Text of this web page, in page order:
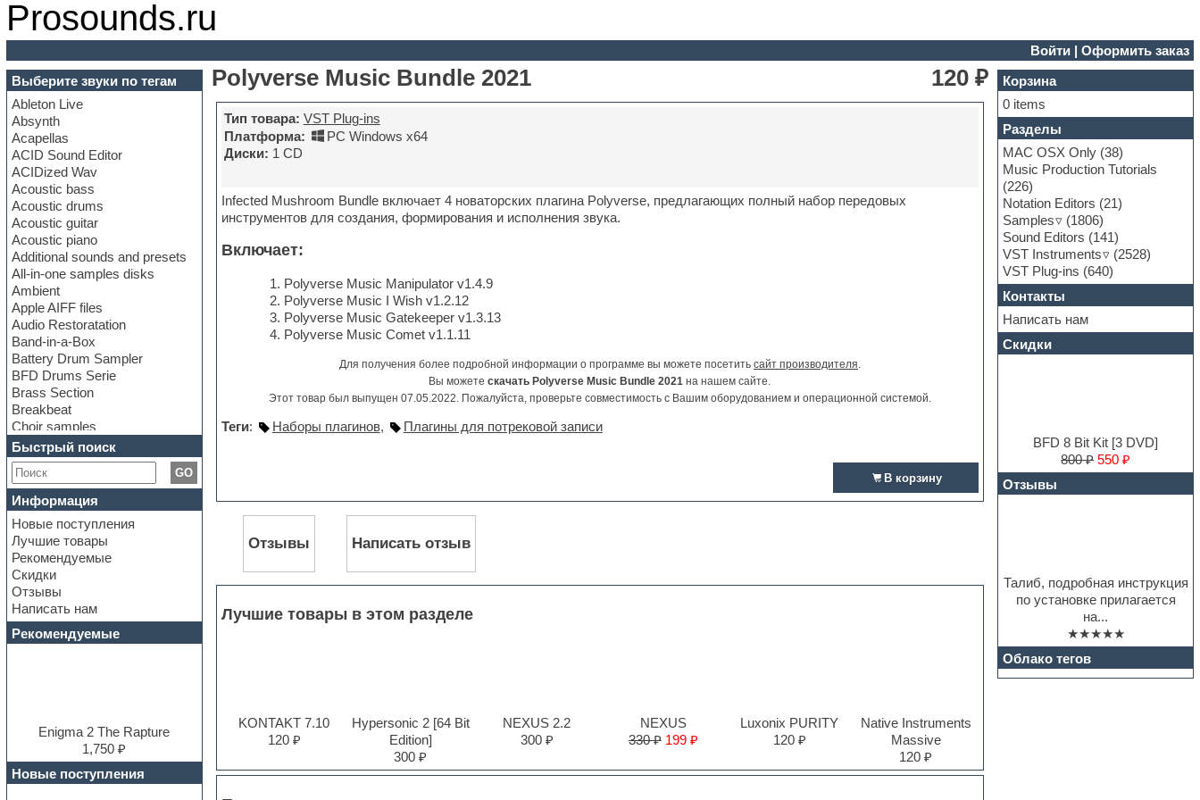
Prosounds.ru
Войти |Оформить заказ
Выберите звуки по тегам
Ableton Live
Absynth
Acapellas
ACID Sound Editor
ACIDized Wav
Acoustic bass
Acoustic drums
Acoustic guitar
Acoustic piano
Additional sounds and presets
All-in-one samples disks
Ambient
Apple AIFF files
Audio Restoratation
Band-in-a-Box
Battery Drum Sampler
BFD Drums Serie
Brass Section
Breakbeat
Choir samples
Chris Hein Samples
Cinematic samples
Club bass
Club leads
Club sounds
Construction kits
Convolution
Cubase
Dance drums
Dance music production
tutorials
DAW
Disco samples
Dubstep
E-MU Samples
Electric bass
Electric guitar
Быстрый поиск
GO
Информация
Новые поступления
Лучшие товары
Рекомендуемые
Скидки
Отзывы
Написать нам
Рекомендуемые
Enigma 2 The Rapture
1,750 ₽
Новые поступления
Polyverse Music Bundle 2021 120 ₽
Тип товара: VST Plug-ins
Платформа:
PC Windows x64
Диски: 1 CD
Infected Mushroom Bundle включает 4 новаторских плагина Polyverse, предлагающих полный набор передовых
инструментов для создания, формирования и исполнения звука.
Включает:
Polyverse Music Manipulator v1.4.9
Polyverse Music I Wish v1.2.12
Polyverse Music Gatekeeper v1.3.13
Polyverse Music Comet v1.1.11
Для получения более подробной информации о программе вы можете посетить сайт производителя.
Вы можетескачать Polyverse Music Bundle 2021 на нашем сайте.
Этот товар был выпущен 07.05.2022. Пожалуйста, проверьте совместимость с Вашим оборудованием и операционной системой.
Теги: Наборы плагинов, Плагины для потрековой записи
В корзину
Отзывы Написать отзыв
Лучшие товары в этом разделе
KONTAKT 7.10
120 ₽
Hypersonic 2 [64 Bit
Edition]
300 ₽
NEXUS 2.2
300 ₽
NEXUS
330 ₽ 199 ₽
Luxonix PURITY
120 ₽
Native Instruments
Massive
120 ₽
Корзина
0 items
Разделы
MAC OSX Only (38)
Music Production Tutorials
(226)
Notation Editors (21)
Samples
(1806)
Sound Editors (141)
VST Instruments
(2528)
VST Plug-ins (640)
Контакты
Написать нам
Скидки
BFD 8 Bit Kit [3 DVD]
800 ₽ 550 ₽
Отзывы
Талиб, подробная инструкция
по установке прилагается
на...
★★★★★
Облако тегов